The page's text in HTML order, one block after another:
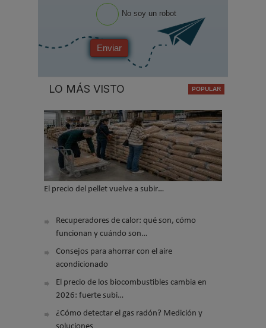
No soy un robot
Enviar
LO MÁS VISTO
El precio del pellet vuelve a subir…
Recuperadores de calor: qué son, cómo
funcionan y cuándo son…
Consejos para ahorrar con el aire
acondicionado
El precio de los biocombustibles cambia en
2026: fuerte subi…
¿Cómo detectar el gas radón? Medición y